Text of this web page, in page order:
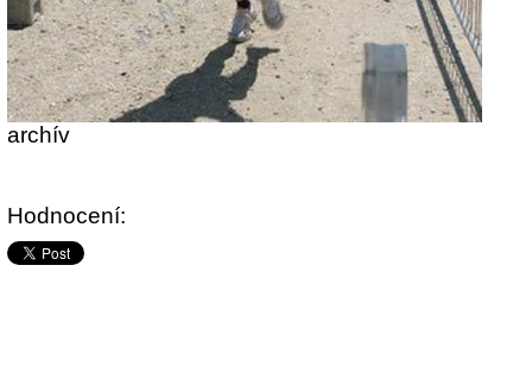
archív
Hodnocení: